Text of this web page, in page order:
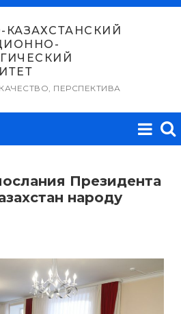
ПЕРСПЕКТИВА
Президента
народу